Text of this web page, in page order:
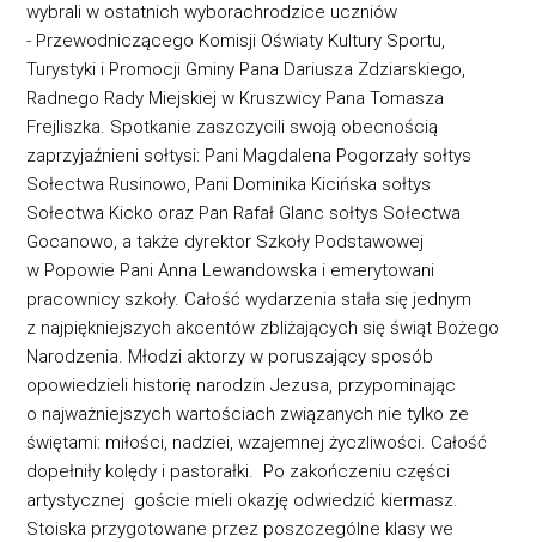
wybrali w ostatnich wyborachrodzice uczniów
- Przewodniczącego Komisji Oświaty Kultury Sportu,
Turystyki i Promocji Gminy Pana Dariusza Zdziarskiego,
Radnego Rady Miejskiej w Kruszwicy Pana Tomasza
Frejliszka. Spotkanie zaszczycili swoją obecnością
zaprzyjaźnieni sołtysi: Pani Magdalena Pogorzały sołtys
Sołectwa Rusinowo, Pani Dominika Kicińska sołtys
Sołectwa Kicko oraz Pan Rafał Glanc sołtys Sołectwa
Gocanowo, a także dyrektor Szkoły Podstawowej
w Popowie Pani Anna Lewandowska i emerytowani
pracownicy szkoły. Całość wydarzenia stała się jednym
z najpiękniejszych akcentów zbliżających się świąt Bożego
Narodzenia. Młodzi aktorzyw poruszający sposób
opowiedzieli historię narodzin Jezusa, przypominając
o najważniejszych wartościach związanych nie tylko ze
świętami: miłości, nadziei, wzajemnej życzliwości. Całość
dopełniły kolędy i pastorałki. Po zakończeniu części
artystycznej goście mieli okazję odwiedzić kiermasz.
Stoiska przygotowane przez poszczególne klasy we